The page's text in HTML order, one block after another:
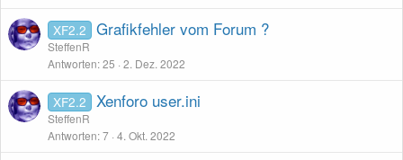
XF2.2 Grafikfehler vom Forum ?
SteffenR
Antworten 25 2. Dez. 2022
XF2.2 Xenforo user.ini
SteffenR
Antworten 7 4. Okt. 2022